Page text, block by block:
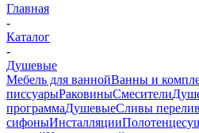
Главная
-
Каталог
-
Душевые
Мебель для ваннойВанны и
писсуарыРаковиныСмесители
программаДушевыеСливы
сифоныИнсталляции